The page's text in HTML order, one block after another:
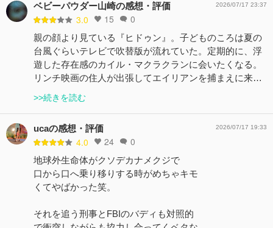
ベビーパウダー山崎の感想・評価
3.0 15 0
2026/07/17 23:37
親の顔より見ている『ヒドゥン』。子どものころは夏の
台風ぐらいテレビで吹替版が流れていた。定期的に、浮
遊した存在感のカイル・マクラクランに会いたくなる。
リンチ映画の住人が出張してエイリアンを捕まえに来…
>>続きを読む
ucaの感想・評価
4.0 24 0
2026/07/17 19:33
地球外生命体がクソデカナメクジで
口から口へ乗り移りする時がめちゃキモ
くてやばかった笑。
それを追う刑事とFBIのバディも対照的